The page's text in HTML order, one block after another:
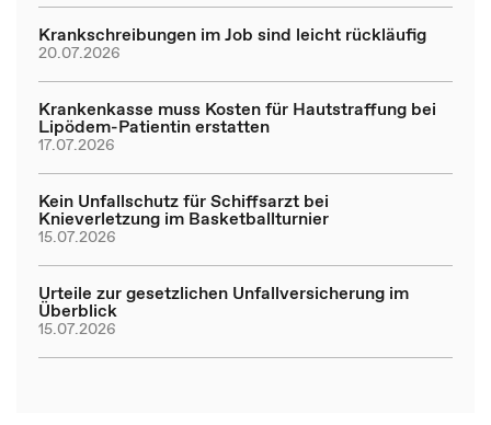
Krankschreibungen im Job sind leicht rückläufig
20.07.2026
Krankenkasse muss Kosten für Hautstraffung bei
Lipödem-Patientin erstatten
17.07.2026
Kein Unfallschutz für Schiffsarzt bei
Knieverletzung im Basketballturnier
15.07.2026
Urteile zur gesetzlichen Unfallversicherung im
Überblick
15.07.2026